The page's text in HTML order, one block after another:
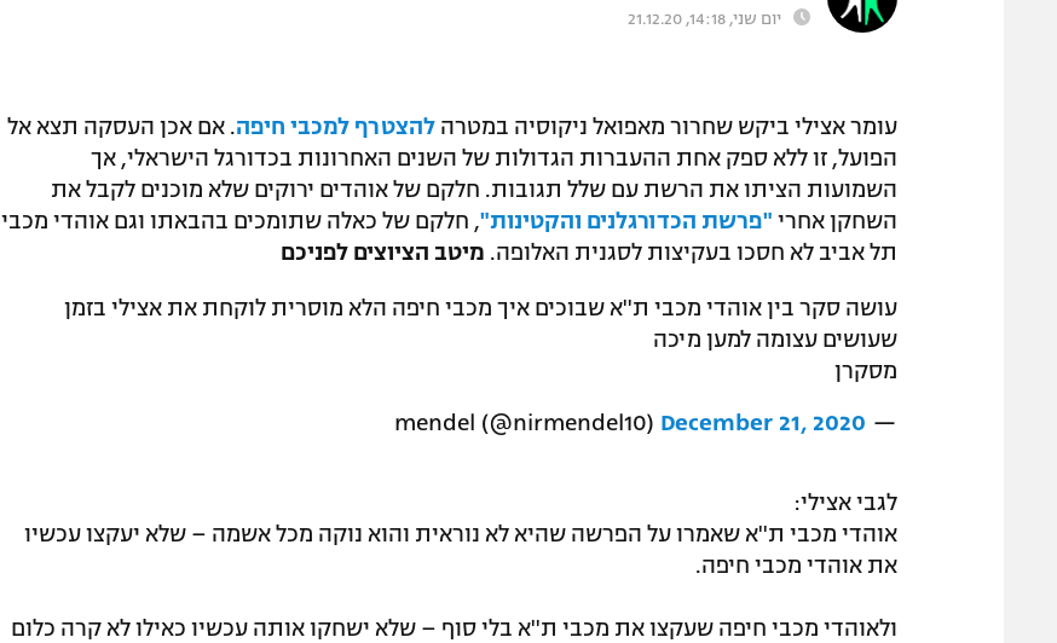
יום שני, 14:18, 21.12.20
עומר אצילי ביקש שחרור מאפואל ניקוסיה במטרה להצטרף למכבי חיפה. אם אכן העסקה תצא אל
הפועל, זו ללא ספק אחת ההעברות הגדולות של השנים האחרונות בכדורגל הישראלי, אך
השמועות הציתו את הרשת עם שלל תגובות. חלקם של אוהדים ירוקים שלא מוכנים לקבל את
השחקן אחרי "פרשת הכדורגלנים והקטינות", חלקם של כאלה שתומכים בהבאתו וגם אוהדי מכבי
תל אביב לא חסכו בעקיצות לסגנית האלופה. מיטב הציוצים לפניכם
עושה סקר בין אוהדי מכבי ת''א שבוכים איך מכבי חיפה הלא מוסרית לוקחת את אצילי בזמן
שעושים עצומה למען מיכה
מסקרן
— mendel (@nirmendel10)
December 21, 2020
לגבי אצילי:
אוהדי מכבי ת''א שאמרו על הפרשה שהיא לא נוראית והוא נוקה מכל אשמה – שלא יעקצו עכשיו
את אוהדי מכבי חיפה.
ולאוהדי מכבי חיפה שעקצו את מכבי ת''א בלי סוף – שלא ישחקו אותה עכשיו כאילו לא קרה כלום